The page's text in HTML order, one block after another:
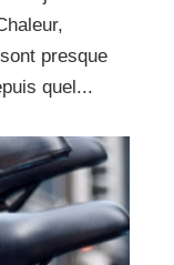
presque
quel...